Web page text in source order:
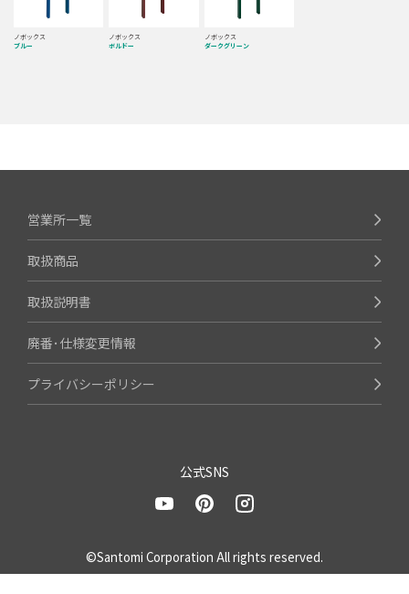
ノボックス
ブルー
ノボックス
ボルドー
ノボックス
ダークグリーン
営業所一覧
取扱商品
取扱説明書
廃番･仕様変更情報
プライバシーポリシー
公式SNS
©Santomi Corporation All rights reserved.